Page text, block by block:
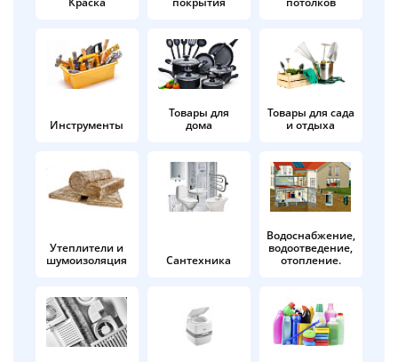
Инструменты
Товары для
дома
Товары для сада
и отдыха
Утеплители и
шумоизоляция
Сантехника
Водоснабжение,
водоотведение,
отопление.
в корзину
Оплачивайте сегодня только
25% картой любого банка
Получайте товар
выбранный способом
Оставшиеся
% будут
по25%каждые 2 недели